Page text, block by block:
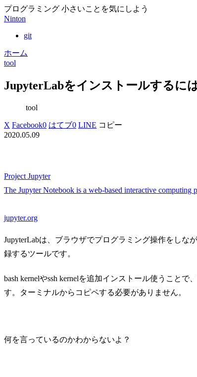
プログラミング 小さいことを気にしよう
Ninton
git
ホーム
tool
JupyterLabをインストールするに
tool
X Facebook0 はてブ0 LINE コピー
2020.05.09
Project Jupyter
The Jupyter Notebook is a web-based interactive
jupyter.org
JupyterLabは、ブラウザでプログラミング操作をしな
録するツールです。
bash kernelやssh kernelを追加インストール使うこと
す。ターミナルからコピペする必要がありません。
何を言っているのかわからないよ？